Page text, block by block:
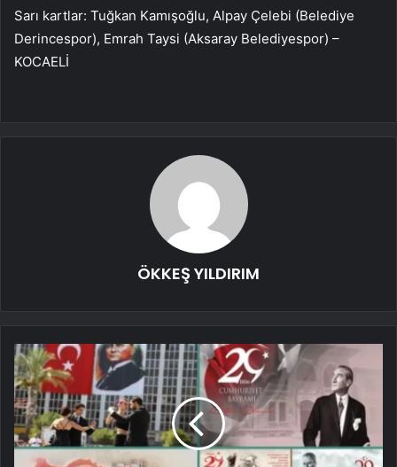
Sarı kartlar: Tuğkan Kamışoğlu, Alpay Çelebi (Belediye
Derincespor), Emrah Taysi (Aksaray Belediyespor) –
KOCAELİ
ÖKKEŞ YILDIRIM